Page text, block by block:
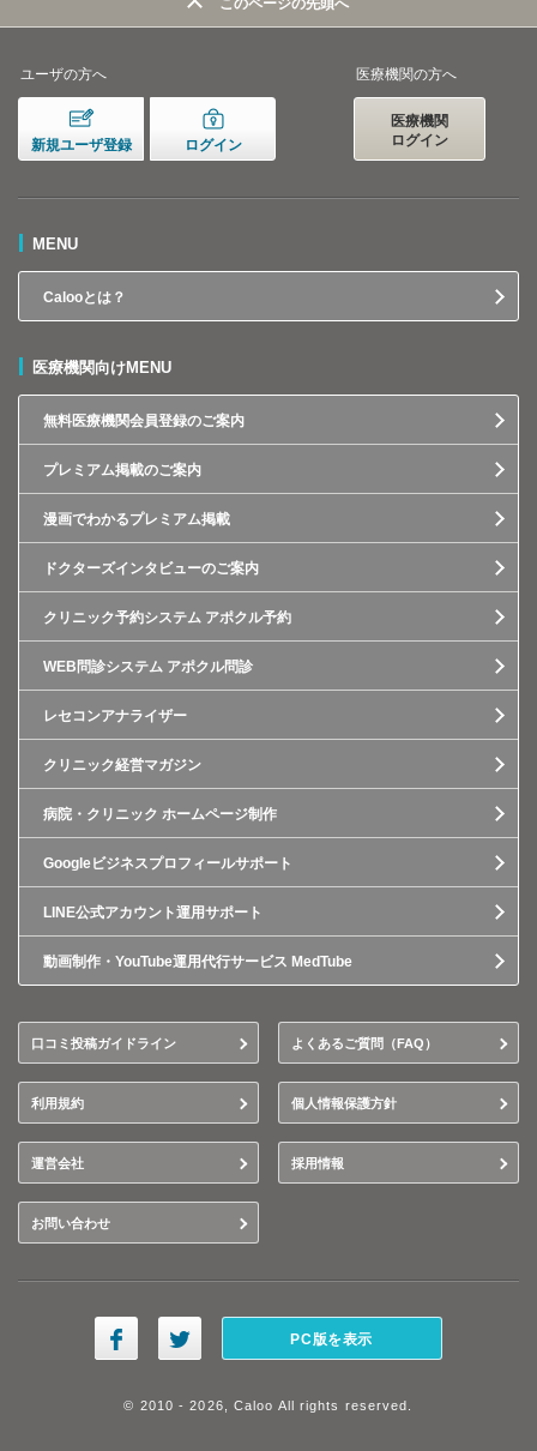
このページの先頭へ
ユーザの方へ
新規ユーザ登録 ログイン
医療機関の方へ
医療機関
ログイン
MENU
Calooとは？
医療機関向けMENU
無料医療機関会員登録のご案内
プレミアム掲載のご案内
漫画でわかるプレミアム掲載
ドクターズインタビューのご案内
クリニック予約システム アポクル予約
WEB問診システム アポクル問診
レセコンアナライザー
クリニック経営マガジン
病院・クリニック ホームページ制作
Googleビジネスプロフィールサポート
LINE公式アカウント運用サポート
動画制作・YouTube運用代行サービス MedTube
口コミ投稿ガイドライン よくあるご質問（FAQ）
利用規約 個人情報保護方針
運営会社 採用情報
お問い合わせ
PC版を表示
© 2010 - 2026, Caloo All rights reserved.